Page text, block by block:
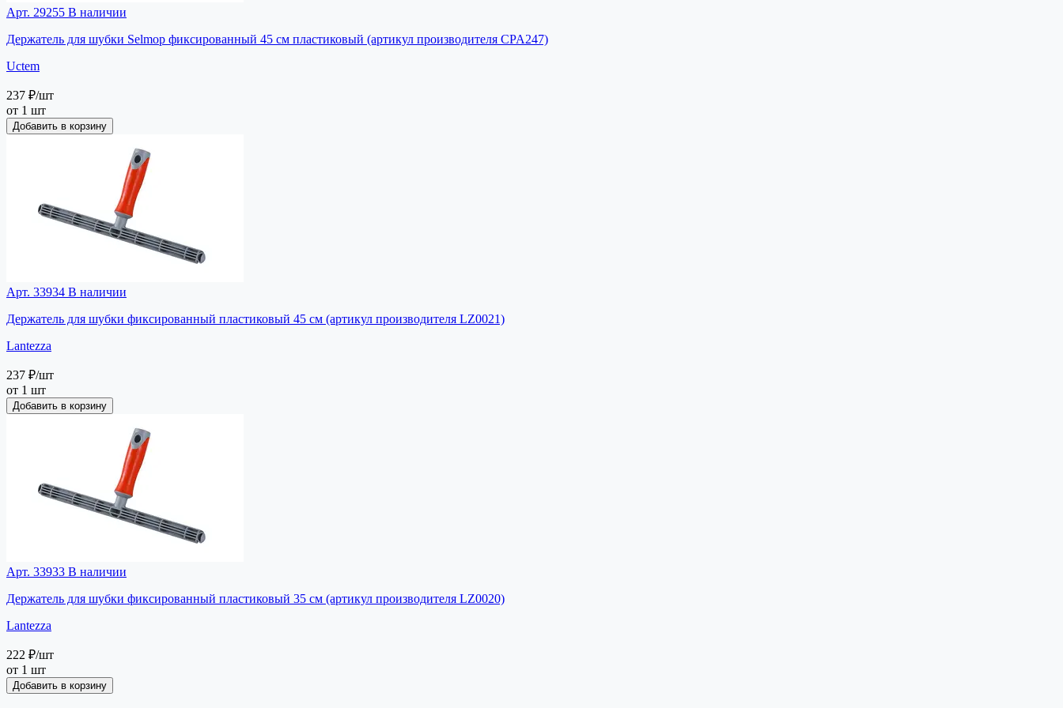
Арт. 29255 В наличии
Держатель для шубки Selmop фиксированный 45 см пластиковый (артикул производителя CPA247)
Uctem
237 ₽/шт
от 1 шт
Добавить в корзину
Арт. 33934 В наличии
Держатель для шубки фиксированный пластиковый 45 см (артикул производителя LZ0021)
Lantezza
237 ₽/шт
от 1 шт
Добавить в корзину
Арт. 33933 В наличии
Держатель для шубки фиксированный пластиковый 35 см (артикул производителя LZ0020)
Lantezza
222 ₽/шт
от 1 шт
Добавить в корзину